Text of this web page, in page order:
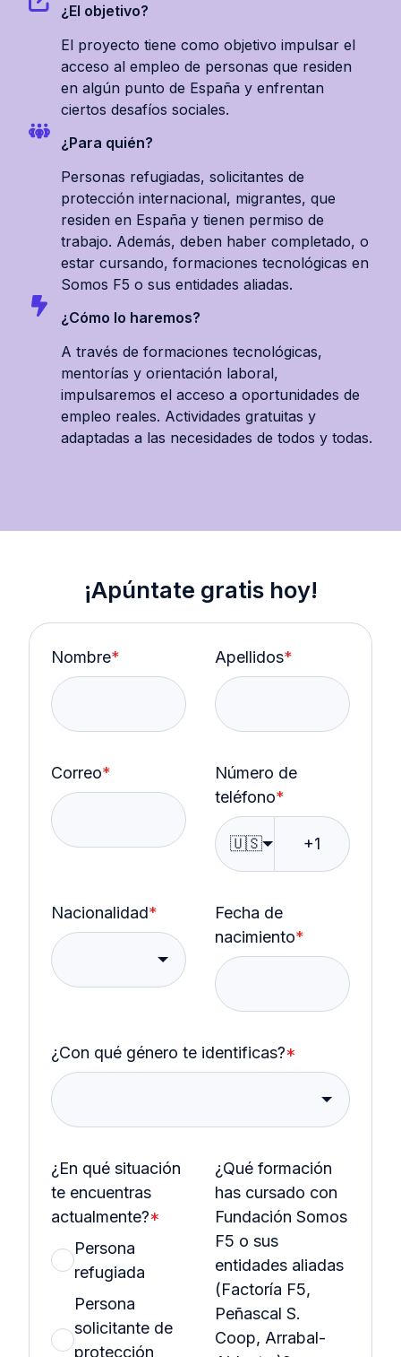
¿El objetivo?
El proyecto tiene como objetivo impulsar el
acceso al empleo de personas que residen
en algún punto de España y enfrentan
ciertos desafíos sociales.
¿Para quién?
Personas refugiadas, solicitantes de
protección internacional, migrantes, que
residen en España y tienen permiso de
trabajo. Además, deben haber completado, o
estar cursando, formaciones tecnológicas en
Somos F5 o sus entidades aliadas.
¿Cómo lo haremos?
A través de formaciones tecnológicas,
mentorías y orientación laboral,
impulsaremos el acceso a oportunidades de
empleo reales. Actividades gratuitas y
adaptadas a las necesidades de todos y todas.
¡Apúntate gratis hoy!
Nombre* Apellidos*
Correo*
Número de
teléfono*
🇺🇸
Nacionalidad*
Fecha de
nacimiento*
¿Con qué género te identificas?*
¿En qué situación
te encuentras
actualmente?*
Persona
refugiada
Persona
solicitante de
protección
¿Qué formación
has cursado con
Fundación Somos
F5 o sus
entidades aliadas
(Factoría F5,
Peñascal S.
Coop, Arrabal-